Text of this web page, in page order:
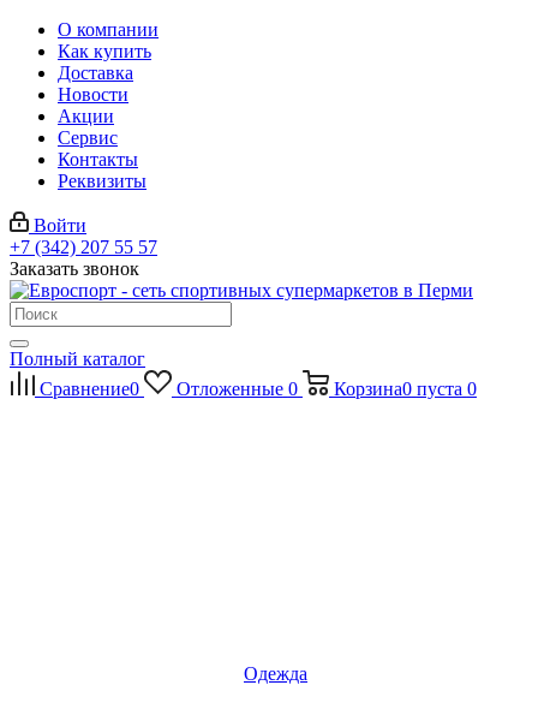
О компании
Как купить
Доставка
Новости
Акции
Сервис
Контакты
Реквизиты
Войти
+7 (342) 207 55 57
Заказать звонок
Полный каталог
Сравнение0 Отложенные 0 Корзина0 пуста 0
Одежда